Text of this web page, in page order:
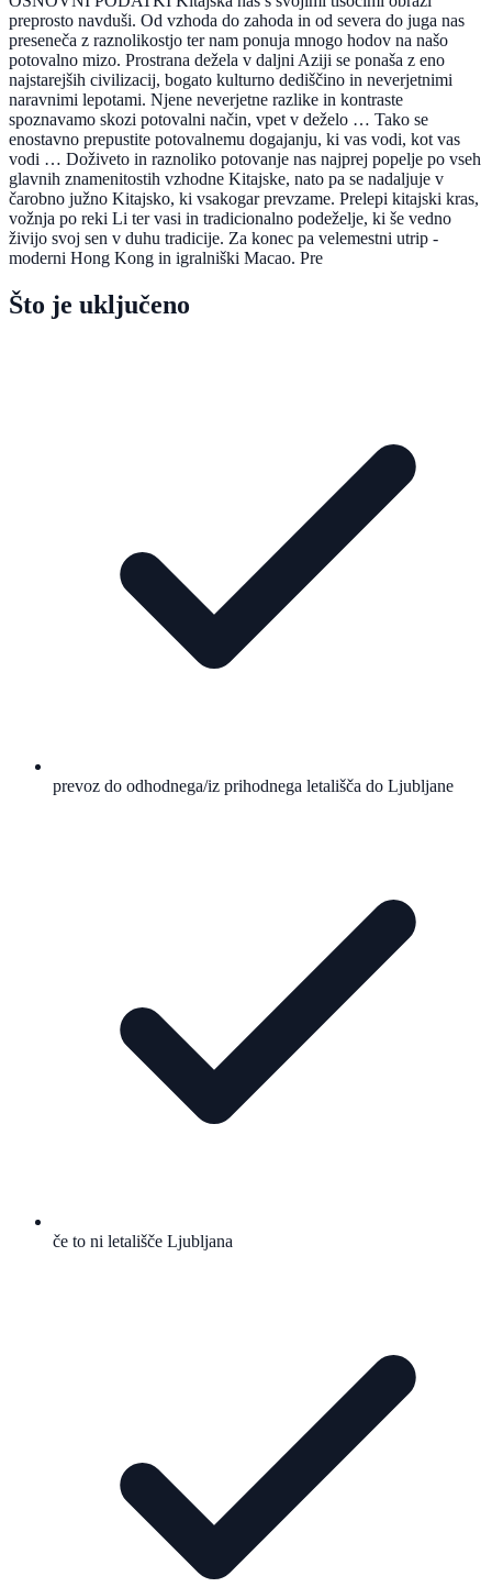
preprosto navduši. Od vzhoda do zahoda in od severa do juga nas
preseneča z raznolikostjo ter nam ponuja mnogo hodov na našo
potovalno mizo. Prostrana dežela v daljni Aziji se ponaša z eno
najstarejših civilizacij, bogato kulturno dediščino in neverjetnimi
naravnimi lepotami. Njene neverjetne razlike in kontraste
spoznavamo skozi potovalni način, vpet v deželo … Tako se
enostavno prepustite potovalnemu dogajanju, ki vas vodi, kot vas
vodi … Doživeto in raznoliko potovanje nas najprej popelje po vseh
glavnih znamenitostih vzhodne Kitajske, nato pa se nadaljuje v
čarobno južno Kitajsko, ki vsakogar prevzame. Prelepi kitajski kras,
vožnja po reki Li ter vasi in tradicionalno podeželje, ki še vedno
živijo svoj sen v duhu tradicije. Za konec pa velemestni utrip -
moderni Hong Kong in igralniški Macao. Pre
Što je uključeno
prevoz do odhodnega/iz prihodnega letališča do Ljubljane
če to ni letališče Ljubljana